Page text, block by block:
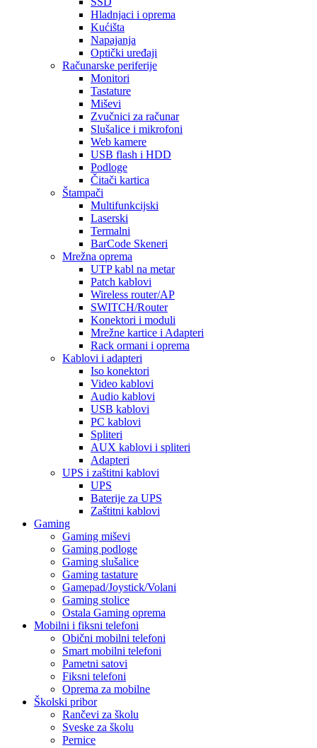
Hladnjaci i oprema
Kućišta
Napajanja
Optički uređaji
Računarske periferije
Monitori
Tastature
Miševi
Zvučnici za računar
Slušalice i mikrofoni
Web kamere
USB flash i HDD
Podloge
Čitači kartica
Štampači
Multifunkcijski
Laserski
Termalni
BarCode Skeneri
Mrežna oprema
UTP kabl na metar
Patch kablovi
Wireless router/AP
SWITCH/Router
Konektori i moduli
Mrežne kartice i Adapteri
Rack ormani i oprema
Kablovi i adapteri
Iso konektori
Video kablovi
Audio kablovi
USB kablovi
PC kablovi
Spliteri
AUX kablovi i spliteri
Adapteri
UPS i zaštitni kablovi
UPS
Baterije za UPS
Zaštitni kablovi
Gaming
Gaming miševi
Gaming podloge
Gaming slušalice
Gaming tastature
Gamepad/Joystick/Volani
Gaming stolice
Ostala Gaming oprema
Mobilni i fiksni telefoni
Obični mobilni telefoni
Smart mobilni telefoni
Pametni satovi
Fiksni telefoni
Oprema za mobilne
Školski pribor
Rančevi za školu
Sveske za školu
Pernice